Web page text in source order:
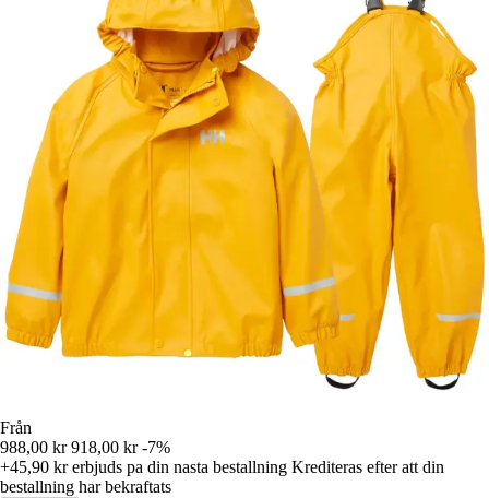
Från
988,00 kr 918,00 kr -7%
+45,90 krerbjuds pa din nasta bestallning Krediteras efter att din
bestallning har bekraftats